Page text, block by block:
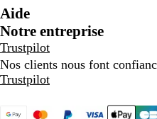
Aide
Notre entreprise
Trustpilot
Nos clients nous font
Trustpilot